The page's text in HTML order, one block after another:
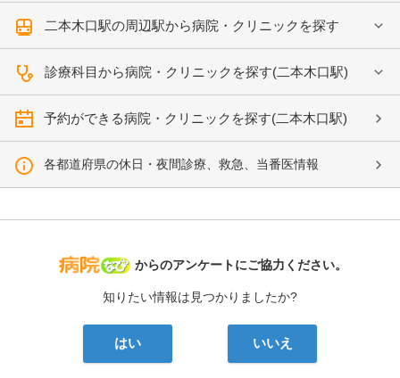
二本木口駅の周辺駅から病院・クリニックを探す
診療科目から病院・クリニックを探す(二本木口駅)
予約ができる病院・クリニックを探す(二本木口駅)
各都道府県の休日・夜間診療、救急、当番医情報
病院なび
からのアンケートにご協力ください。
知りたい情報は見つかりましたか?
はい いいえ